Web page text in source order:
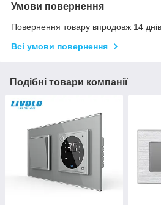
Умови повернення
Повернення товару впродовж 14
Всі умови повернення
Подібні товари компанії